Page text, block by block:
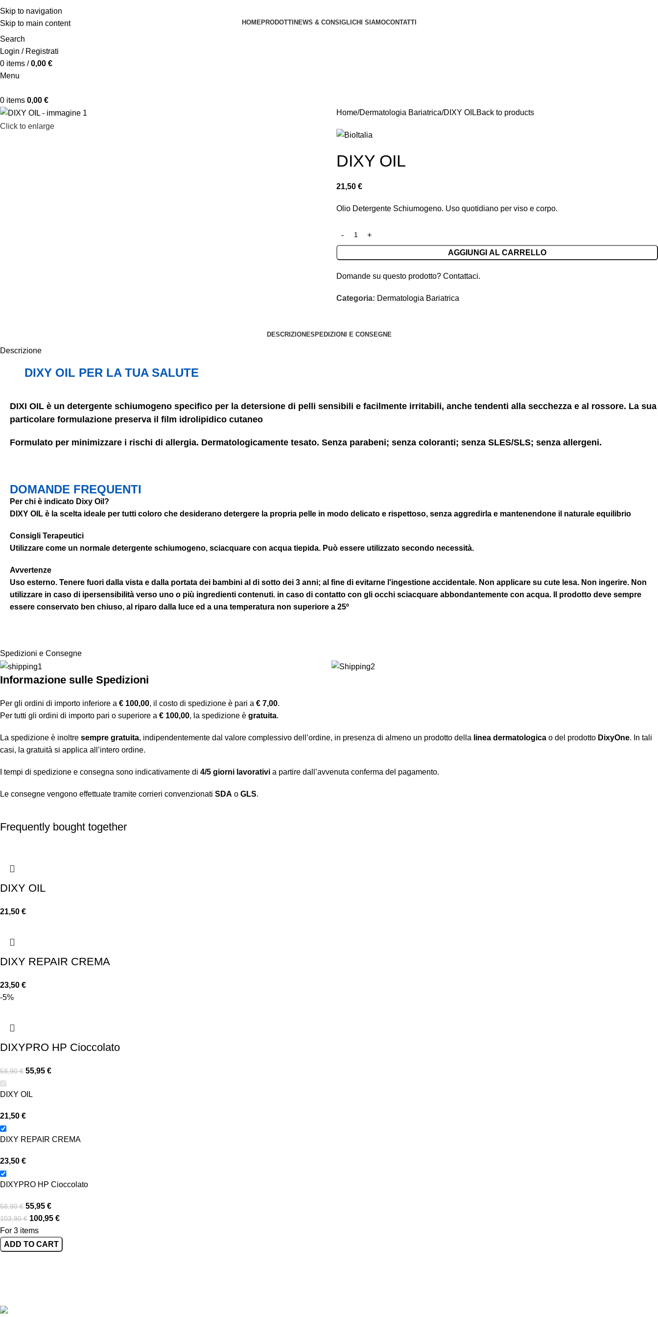
Skip to navigation
Skip to main content
HOMEPRODOTTI NEWS & CONSIGLI CHI SIAMOCONTATTI
Search
Login / Registrati
0 items / 0,00 €
Menu
0 items 0,00 €
Click to enlarge
Home Dermatologia Bariatrica DIXY OILBack to products
DIXY OIL
21,50 €
Olio Detergente Schiumogeno. Uso quotidiano per viso e corpo.
AGGIUNGI AL CARRELLO
Domande su questo prodotto? Contattaci.
Categoria: Dermatologia Bariatrica
DESCRIZIONESPEDIZIONI E CONSEGNE
Descrizione
DIXY OIL PER LA TUA SALUTE
DIXI OIL è un detergente schiumogeno specifico per la detersione di pelli sensibili e facilmente irritabili, anche tendenti alla secchezza e al rossore. La sua
particolare formulazione preserva il film idrolipidico cutaneo
Formulato per minimizzare i rischi di allergia. Dermatologicamente tesato. Senza parabeni; senza coloranti; senza SLES/SLS; senza allergeni.
DOMANDE FREQUENTI
Per chi è indicato Dixy Oil?
DIXY OIL è la scelta ideale per tutti coloro che desiderano detergere la propria pelle in modo delicato e rispettoso, senza aggredirla e mantenendone il naturale equilibrio
Consigli Terapeutici
Utilizzare come un normale detergente schiumogeno, sciacquare con acqua tiepida. Può essere utilizzato secondo necessità.
Avvertenze
Uso esterno. Tenere fuori dalla vista e dalla portata dei bambini al di sotto dei 3 anni; al fine di evitarne l'ingestione accidentale. Non applicare su cute lesa. Non ingerire. Non
utilizzare in caso di ipersensibilità verso uno o più ingredienti contenuti. in caso di contatto con gli occhi sciacquare abbondantemente con acqua. Il prodotto deve sempre
essere conservato ben chiuso, al riparo dalla Iuce ed a una temperatura non superiore a 25º
Spedizioni e Consegne
Informazione sulle Spedizioni
Per gli ordini di importo inferiore a € 100,00, il costo di spedizione è pari a € 7,00.
Per tutti gli ordini di importo pari o superiore a € 100,00, la spedizione è gratuita.
La spedizione è inoltre sempre gratuita, indipendentemente dal valore complessivo dell’ordine, in presenza di almeno un prodotto della linea dermatologica o del prodotto DixyOne. In tali
casi, la gratuità si applica all’intero ordine.
I tempi di spedizione e consegna sono indicativamente di 4/5 giorni lavorativi a partire dall’avvenuta conferma del pagamento.
Le consegne vengono effettuate tramite corrieri convenzionati SDA o GLS.
Frequently bought together
DIXY OIL
21,50 €
DIXY REPAIR CREMA
23,50 €
-5%
DIXYPRO HP Cioccolato
58,90€ 55,95 €
DIXY OIL
21,50 €
DIXY REPAIR CREMA
23,50 €
DIXYPRO HP Cioccolato
58,90€ 55,95 €
103,90€ 100,95 €
For 3 items
ADD TO CART